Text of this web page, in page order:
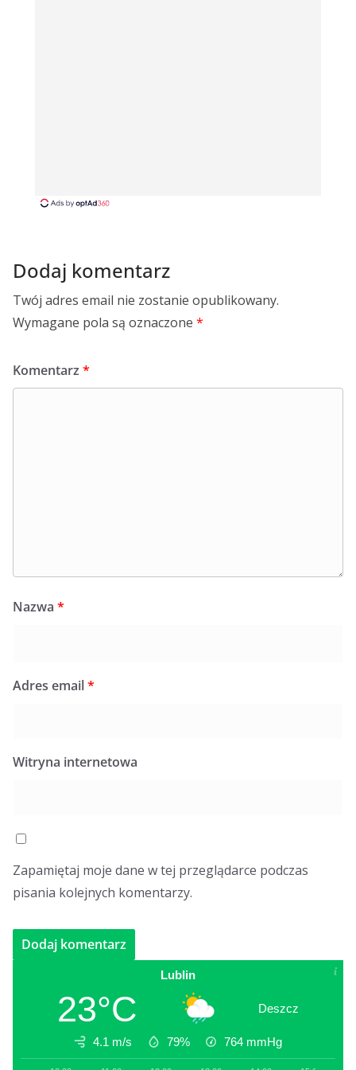
Dodaj komentarz
Twój adres email nie zostanie opublikowany.
Wymagane pola są oznaczone *
Komentarz *
Nazwa *
Adres email*
Witryna internetowa
Zapamiętaj moje dane w tej przeglądarce podczas
pisania kolejnych komentarzy.
Lublin
23°C Deszcz
4.1 m/s 79% 764 mmHg